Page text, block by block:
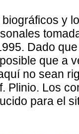
y
Dado
que a
no sean
Plinio. Los
para el